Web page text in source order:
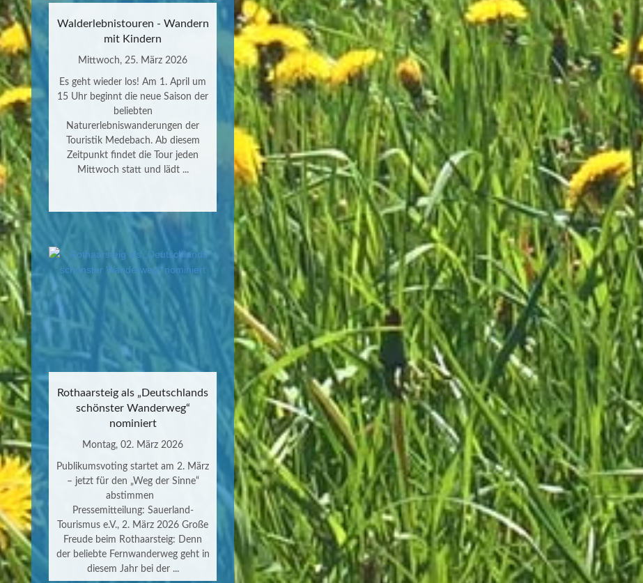
Walderlebnistouren - Wandern
mit Kindern
Mittwoch, 25. März 2026
Es geht wieder los! Am 1. April um
15 Uhr beginnt die neue Saison der
beliebten
Naturerlebniswanderungen der
Touristik Medebach. Ab diesem
Zeitpunkt findet die Tour jeden
Mittwoch statt und lädt ...
Rothaarsteig als „Deutschlands
schönster Wanderweg“
nominiert
Montag, 02. März 2026
Publikumsvoting startet am 2. März
– jetzt für den „Weg der Sinne“
abstimmen
Pressemitteilung: Sauerland-
Tourismus e.V., 2. März 2026 Große
Freude beim Rothaarsteig: Denn
der beliebte Fernwanderweg geht in
diesem Jahr bei der ...